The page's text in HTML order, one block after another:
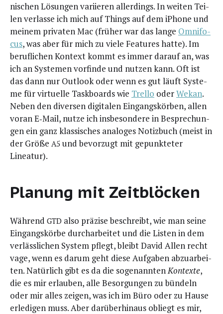
ni­schen Lösun­gen vari­ie­ren aller­dings. In wei­ten Tei­
len ver­las­se ich mich auf Things auf dem iPho­ne und
mei­nem pri­va­ten Mac (frü­her war das lan­ge Omni­fo­
cus, was aber für mich zu vie­le Fea­tures hat­te). Im
beruf­li­chen Kon­text kommt es immer dar­auf an, was
ich an Sys­te­men vor­fin­de und nut­zen kann. Oft ist
das dann nur Out­look oder wenn es gut läuft Sys­te­
me für vir­tu­el­le Taskboards wie Trel­lo oderWekan.
Neben den diver­sen digi­ta­len Ein­gangs­kör­ben, allen
vor­an E‑Mail, nut­ze ich ins­be­son­de­re in Bespre­chun­
gen ein ganz klas­si­sches ana­lo­ges Notiz­buch (meist in
der Grö­ße A5 und bevor­zugt mit gepunk­te­ter
Lineatur).
Planung mit Zeitblöcken
Wäh­rend GTD also prä­zi­se beschreibt, wie man sei­ne
Ein­gangs­kör­be durch­ar­bei­tet und die Lis­ten in dem
ver­läss­li­chen Sys­tem pflegt, bleibt David Allen recht
vage, wenn es dar­um geht die­se Auf­ga­ben abzu­ar­bei­
ten. Natür­lich gibt es da die soge­nann­tenKon­tex­te,
die es mir erlau­ben, alle Besor­gun­gen zu bün­deln
oder mir alles zei­gen, was ich im Büro oder zu Hau­se
erle­di­gen muss. Aber dar­über­hin­aus obliegt es mir,